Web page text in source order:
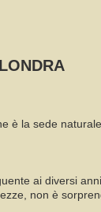
è la sede
ai diversi
non è